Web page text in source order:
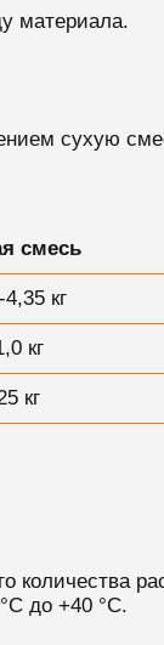
материала.
сухую
смесь
кг
кг
кг
количества
до +40 °С.